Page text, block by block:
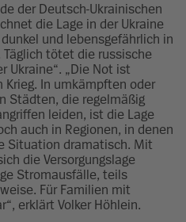
der Deutsch-Ukrainischen
die Lage in der Ukraine
und lebensgefährlich in
tötet die russische
Ukraine“. „Die Not ist
Krieg. In umkämpften oder
Städten, die regelmäßig
leiden, ist die Lage
auch in Regionen, in denen
Situation dramatisch. Mit
die Versorgungslage
Stromausfälle, teils
Für Familien mit
erklärt Volker Höhlein.